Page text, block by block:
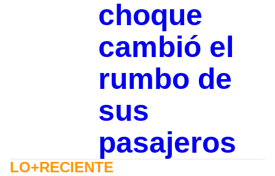
choque
cambió el
rumbo de
sus
pasajeros
LO+RECIENTE